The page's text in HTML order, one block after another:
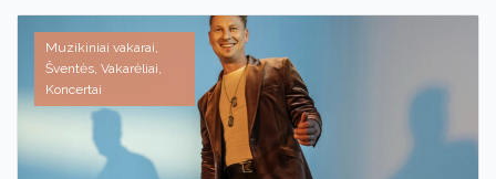
Muzikiniai vakarai,
Šventės, Vakarėliai,
Koncertai